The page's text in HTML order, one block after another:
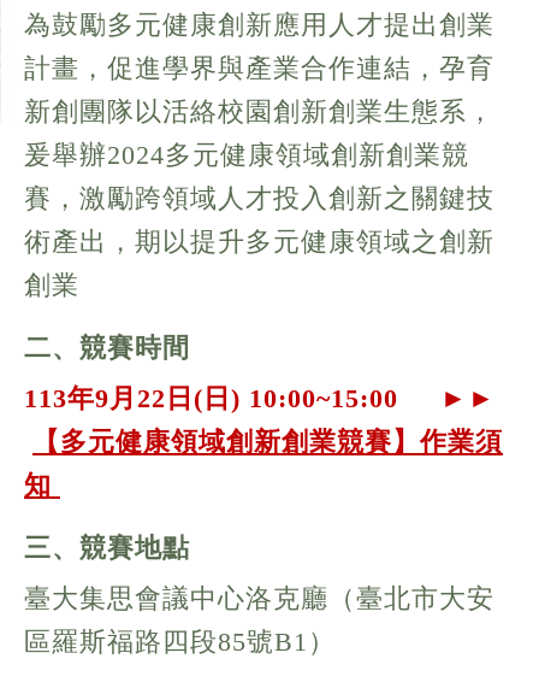
為鼓勵多元健康創新應用人才提出創業
計畫，促進學界與產業合作連結，孕育
新創團隊以活絡校園創新創業生態系，
爰舉辦2024多元健康領域創新創業競
賽，激勵跨領域人才投入創新之關鍵技
術產出，期以提升多元健康領域之創新
創業
二、競賽時間
113年9月 22 日 ( 日 ) 10:00~15:00 ► ►
【多元健康領域創新創業競賽】作業須
知
三、競賽地點
臺大集思會議中心洛克廳（臺北市大安
區羅斯福路四段85號B1 ）